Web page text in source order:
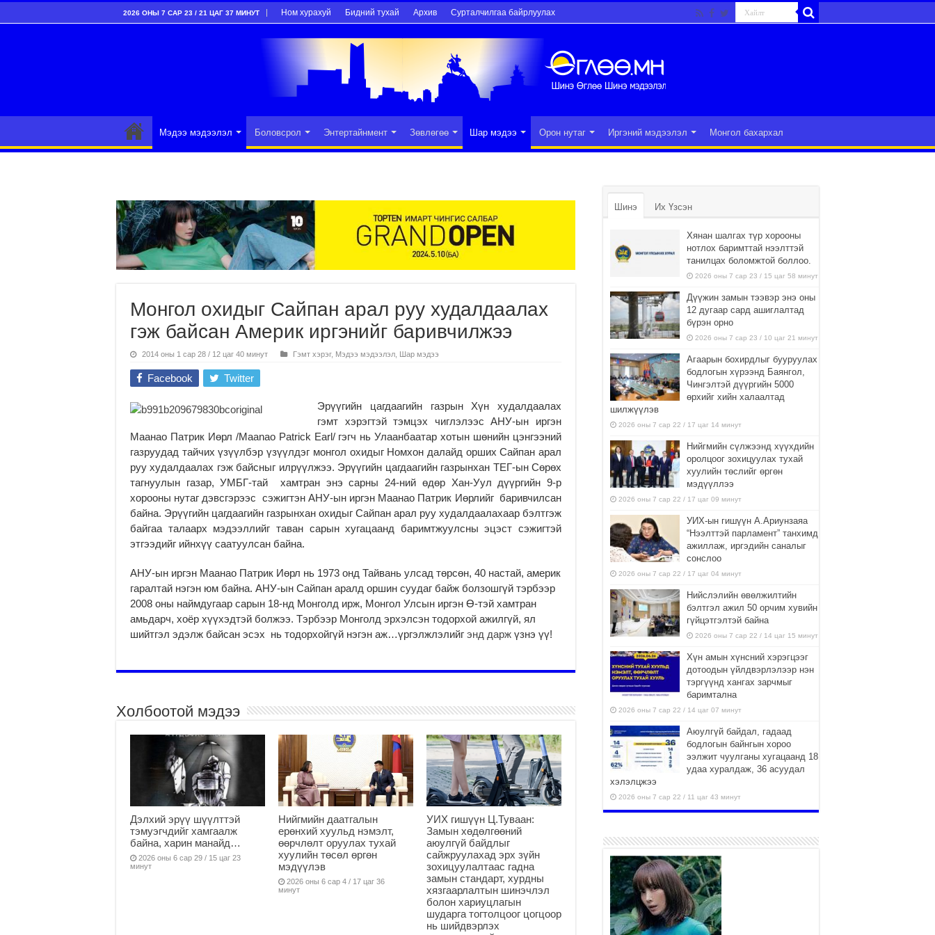
2026 ОНЫ 7 САР 23 / 21 ЦАГ 37 МИНУТ Ном хурахуй Бидний тухай Архив Сурталчилгаа байрлуулах
Мэдээ мэдээлэл Боловсрол Энтертайнмент Зөвлөгөө Шар мэдээ Орон нутаг Иргэний мэдээлэл Монгол бахархал
Монгол охидыг Сайпан арал руу худалдаалах
гэж байсан Америк иргэнийг баривчилжээ
2014 оны 1 сар 28 / 12 цаг 40 минут Гэмт хэрэг, Мэдээ мэдээлэл Шар мэдээ
Facebook Twitter
Эрүүгийн цагдаагийн газрын Хүн худалдаалах
гэмт хэрэгтэй тэмцэх чиглэлээс АНУ-ын иргэн
Маанао Патрик Иөрл /Maanao Patrick Earl/ гэгч нь Улаанбаатар хотын шөнийн цэнгээний
газруудад тайчих үзүүлбэр үзүүлдэг монгол охидыг Номхон далайд орших Сайпан арал
руу худалдаалах гэж байсныг илрүүлжээ. Эрүүгийн цагдаагийн газрынхан ТЕГ-ын Сөрөх
тагнуулын газар, УМБГ-тай хамтран энэ сарны 24-ний өдөр Хан-Уул дүүргийн 9-р
хорооны нутаг дэвсгэрээс сэжигтэн АНУ-ын иргэн Маанао Патрик Иөрлийг баривчилсан
байна. Эрүүгийн цагдаагийн газрынхан охидыг Сайпан арал руу худалдаалахаар бэлтгэж
байгаа талаарх мэдээллийг таван сарын хугацаанд баримтжуулсны эцэст сэжигтэй
этгээдийг ийнхүү саатуулсан байна.
АНУ-ын иргэн Маанао Патрик Иөрл нь 1973 онд Тайвань улсад төрсөн, 40 настай, америк
гаралтай нэгэн юм байна. АНУ-ын Сайпан аралд оршин суудаг байж болзошгүй тэрбээр
2008 оны наймдугаар сарын 18-нд Монголд ирж, Монгол Улсын иргэн Ө-тэй хамтран
амьдарч, хоёр хүүхэдтэй болжээ. Тэрбээр Монголд эрхэлсэн тодорхой ажилгүй, ял
шийтгэл эдэлж байсан эсэх нь тодорхойгүй нэгэн аж…үргэлжлэлийг энд дарж үзнэ үү!
Холбоотой мэдээ
Дэлхий эрүү шүүлттэй
тэмуэгчдийг хамгаалж
байна, харин манайд…
2026 оны 6 сар 29 / 15 цаг 23
минут
Нийгмийн даатгалын
ерөнхий хуульд нэмэлт,
өөрчлөлт оруулах тухай
хуулийн төсөл өргөн
мэдүүлэв
2026 оны 6 сар 4 / 17 цаг 36
минут
УИХ гишүүн Ц.Туваан:
Замын хөдөлгөөний
аюулгүй байдлыг
сайжруулахад эрх зүйн
зохицуулалтаас гадна
замын стандарт, хурдны
хязгаарлалтын шинэчлэл
болон хариуцлагын
шударга тогтолцоог цогцоор
нь шийдвэрлэх
Шинэ Их Үзсэн
Хянан шалгах түр хорооны
нотлох баримттай нээлттэй
танилцах боломжтой боллоо.
2026 оны 7 сар 23 / 15 цаг 58 минут
Дүүжин замын тээвэр энэ оны
12 дугаар сард ашиглалтад
бүрэн орно
2026 оны 7 сар 23 / 10 цаг 21 минут
Агаарын бохирдлыг бууруулах
бодлогын хүрээнд Баянгол,
Чингэлтэй дүүргийн 5000
өрхийг хийн халаалтад
шилжүүлэв
2026 оны 7 сар 22 / 17 цаг 14 минут
Нийгмийн сүлжээнд хүүхдийн
оролцоог зохицуулах тухай
хуулийн төслийг өргөн
мэдүүллээ
2026 оны 7 сар 22 / 17 цаг 09 минут
УИХ-ын гишүүн А.Ариунзаяа
“Нээлттэй парламент” танхимд
ажиллаж, иргэдийн саналыг
сонслоо
2026 оны 7 сар 22 / 17 цаг 04 минут
Нийслэлийн өвөлжилтийн
бэлтгэл ажил 50 орчим хувийн
гүйцэтгэлтэй байна
2026 оны 7 сар 22 / 14 цаг 15 минут
Хүн амын хүнсний хэрэгцээг
дотоодын үйлдвэрлэлээр нэн
тэргүүнд хангах зарчмыг
баримтална
2026 оны 7 сар 22 / 14 цаг 07 минут
Аюулгүй байдал, гадаад
бодлогын байнгын хороо
ээлжит чуулганы хугацаанд 18
удаа хуралдаж, 36 асуудал
хэлэлцжээ
2026 оны 7 сар 22 / 11 цаг 43 минут
боломжтой-Хүүхэд хөгжүүлэх
төв” байгуулах төсөлд төр,
хувийн хэвшлийн түншлэлийн хүрээнд хамтран
ажиллахыг урьж байна
2026 оны 7 сар 22 / 9 цаг 28 минут
Б.Пүрэвдагва: “Урт цагаан”-ыг
залуучууд чөлөөт цагаа